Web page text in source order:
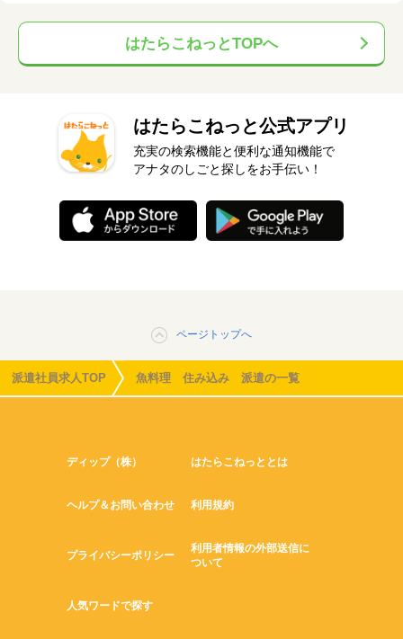
はたらこねっとTOPへ
はたらこねっと公式アプリ
充実の検索機能と便利な通知機能で
アナタのしごと探しをお手伝い！
ページトップへ
派遣社員求人TOP 魚料理 住み込み 派遣の一覧
ディップ（株） はたらこねっととは
ヘルプ＆お問い合わせ 利用規約
プライバシーポリシー
利用者情報の外部送信に
ついて
人気ワードで探す